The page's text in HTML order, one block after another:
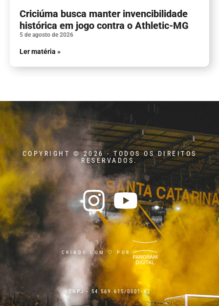
Criciúma busca manter invencibilidade
histórica em jogo contra o Athletic-MG
5 de agosto de 2026
Ler matéria »
COPYRIGHT © 2026 - TODOS OS DIREITOS
RESERVADOS.
CRIADO COM 🤍 POR:
CNPJ - 54.569.615/0001-62